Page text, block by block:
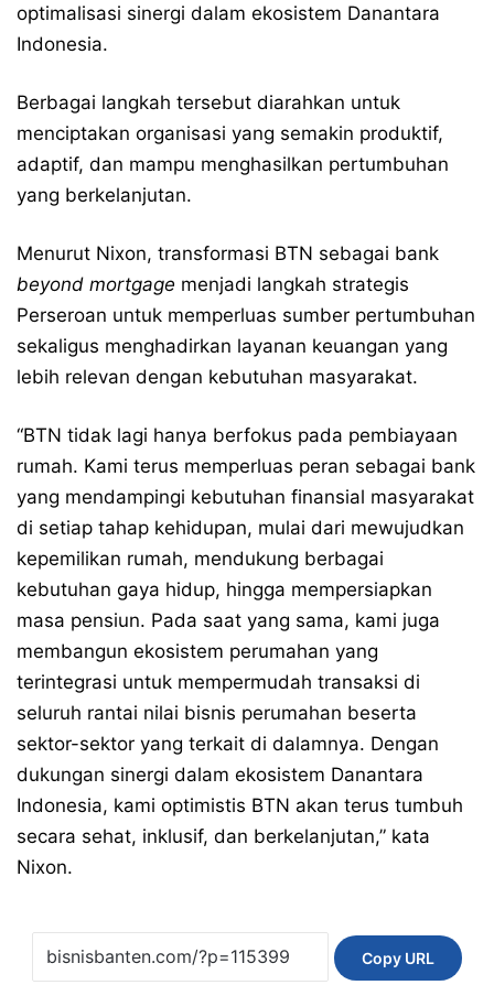
optimalisasi sinergi dalam ekosistem Danantara
Indonesia.
Berbagai langkah tersebut diarahkan untuk
menciptakan organisasi yang semakin produktif,
adaptif, dan mampu menghasilkan pertumbuhan
yang berkelanjutan.
Menurut Nixon, transformasi BTN sebagai bank
beyond mortgage menjadi langkah strategis
Perseroan untuk memperluas sumber pertumbuhan
sekaligus menghadirkan layanan keuangan yang
lebih relevan dengan kebutuhan masyarakat.
“BTN tidak lagi hanya berfokus pada pembiayaan
rumah. Kami terus memperluas peran sebagai bank
yang mendampingi kebutuhan finansial masyarakat
di setiap tahap kehidupan, mulai dari mewujudkan
kepemilikan rumah, mendukung berbagai
kebutuhan gaya hidup, hingga mempersiapkan
masa pensiun. Pada saat yang sama, kami juga
membangun ekosistem perumahan yang
terintegrasi untuk mempermudah transaksi di
seluruh rantai nilai bisnis perumahan beserta
sektor-sektor yang terkait di dalamnya. Dengan
dukungan sinergi dalam ekosistem Danantara
Indonesia, kami optimistis BTN akan terus tumbuh
secara sehat, inklusif, dan berkelanjutan,” kata
Nixon.
Copy URL